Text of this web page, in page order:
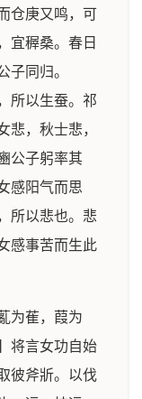
仓庚又鸣，可
宜稺桑。春日
子同归。
所以生蚕。祁
悲，秋士悲，
公子躬率其
感阳气而思
所以悲也。悲
感事苦而生此
为萑，葭为
将言女功自始
彼斧斨。以伐